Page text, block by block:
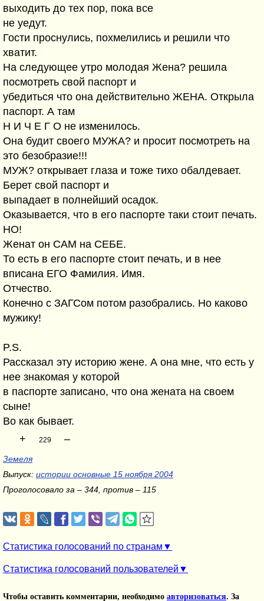
выходить до тех пор, пока все
не уедут.
Гости проснулись, похмелились и решили что
хватит.
На следующее утро молодая Жена? решила
посмотреть свой паспорт и
убедиться что она действительно ЖЕНА. Открыла
паспорт. А там
Н И Ч Е Г О не изменилось.
Она будит своего МУЖА? и просит посмотреть на
это безобразие!!!
МУЖ? открывает глаза и тоже тихо обалдевает.
Берет свой паспорт и
выпадает в полнейший осадок.
Оказывается, что в его паспорте таки стоит печать.
НО!
Женат он САМ на СЕБЕ.
То есть в его паспорте стоит печать, и в нее
вписана ЕГО Фамилия. Имя.
Отчество.
Конечно с ЗАГСом потом разобрались. Но каково
мужику!
P.S.
Рассказал эту историю жене. А она мне, что есть у
нее знакомая у которой
в паспорте записано, что она жената на своем
сыне!
Во как бывает.
+
229 –
Земеля
Выпуск: истории основные 15 ноября 2004
Проголосовало за – 344, против – 115
Статистика голосований по странам
Статистика голосований пользователей
Чтобы оставить комментарии, необходимо авторизоваться. За